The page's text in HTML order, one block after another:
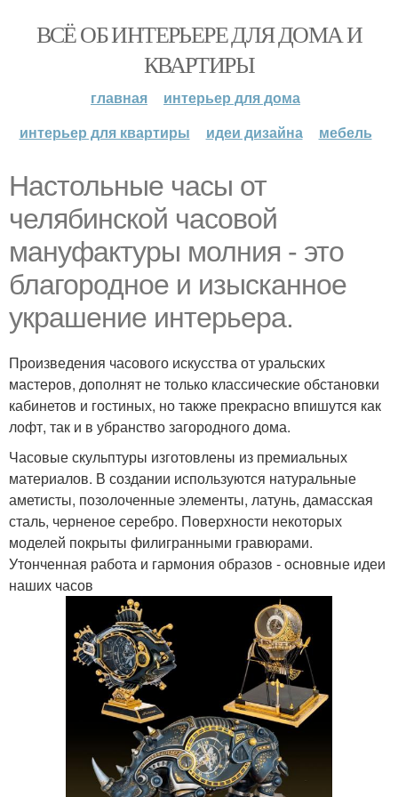
ВСЁ ОБ ИНТЕРЬЕРЕ ДЛЯ ДОМА И
КВАРТИРЫ
главная
интерьер для дома
интерьер для квартиры
идеи дизайна мебель
Настольные часы от
челябинской часовой
мануфактуры молния - это
благородное и изысканное
украшение интерьера.
Произведения часового искусства от уральских
мастеров, дополнят не только классические обстановки
кабинетов и гостиных, но также прекрасно впишутся как
лофт, так и в убранство загородного дома.
Часовые скульптуры изготовлены из премиальных
материалов. В создании используются натуральные
аметисты, позолоченные элементы, латунь, дамасская
сталь, черненое серебро. Поверхности некоторых
моделей покрыты филигранными гравюрами.
Утонченная работа и гармония образов - основные идеи
наших часов